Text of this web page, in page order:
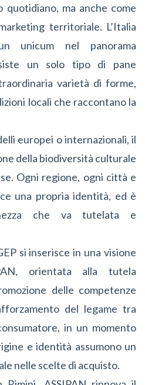
quotidiano, ma anche come
territoriale. L’Italia
unicum nel panorama
un solo tipo di pane
varietà di forme,
locali che raccontano la
europei o internazionali, il
della biodiversità culturale
Ogni regione, ogni città e
una propria identità, ed è
che va tutelata e
si inserisce in una visione
orientata alla tutela
delle competenze
del legame tra
in un momento
e identità assumono un
nelle scelte di acquisto.